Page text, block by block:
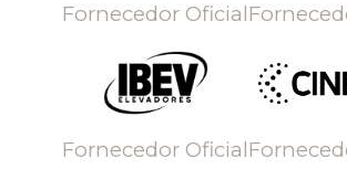
Fornecedor Oficial
Fornecedor Oficial